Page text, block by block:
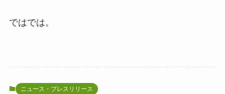
ではでは。
ニュース・プレスリリース